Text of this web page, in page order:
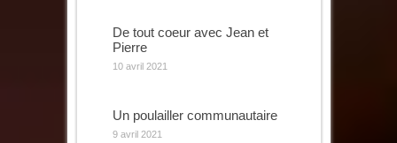
De tout coeur avec Jean et
Pierre
10 avril 2021
Un poulailler communautaire
9 avril 2021